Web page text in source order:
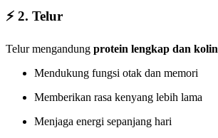
⚡ 2. Telur
Telur mengandung protein lengkap dan kolin
Mendukung fungsi otak dan memori
Memberikan rasa kenyang lebih lama
Menjaga energi sepanjang hari